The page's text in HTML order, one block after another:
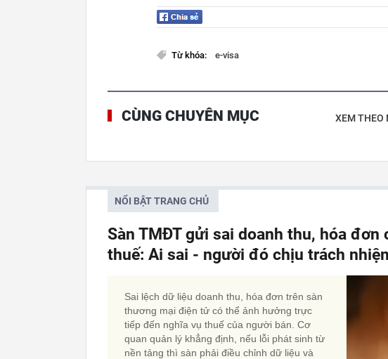
Từ khóa: e-visa
CÙNG CHUYÊN MỤC XEM THEO
NỔI BẬT TRANG CHỦ
Sàn TMĐT gửi sai doanh thu, hóa đơn
thuế: Ai sai - người đó chịu trách
Sai lệch dữ liệu doanh thu, hóa đơn trên sàn
thương mại điện tử có thể ảnh hưởng trực
tiếp đến nghĩa vụ thuế của người bán. Cơ
quan quản lý khẳng định, nếu lỗi phát sinh từ
nền tảng thì sàn phải điều chỉnh dữ liệu và